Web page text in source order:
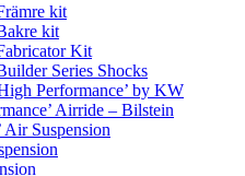
kit
kit
Kit
Series Shocks
Performance’ by KW
Airride – Bilstein
Air Suspension